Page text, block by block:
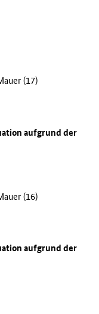
(17)
aufgrund der
(16)
aufgrund der